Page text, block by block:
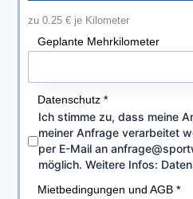
zu 0.25 € je Kilometer
Geplante Mehrkilometer
Datenschutz*
Ich stimme zu, dass meine
meiner Anfrage verarbeitet
per E-Mail an
möglich. Weitere Infos:
Mietbedingungen und AGB*